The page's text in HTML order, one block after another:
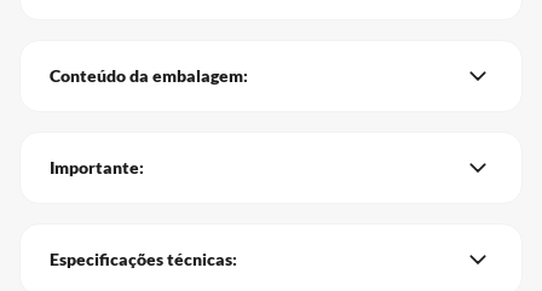
Conteúdo da embalagem:
Importante:
Especificações técnicas: